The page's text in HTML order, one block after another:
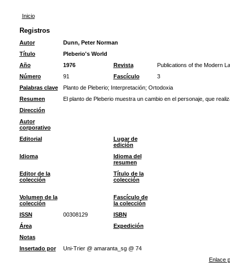
Inicio
Registros
Autor
Dunn, Peter Norman
Título
Pleberio's World
Año
1976 Revista
Publications of the Modern
Número
91 Fascículo
3
Palabras clave
Planto de Pleberio; Interpretación; Ortodoxia
Resumen
El planto de Pleberio muestra un cambio en el personaje, que
Dirección
Autor
corporativo
Editorial
Lugar de
edición
Idioma
Idioma del
resumen
Editor de la
colección
Título de la
colección
Volumen de la
colección
Fascículo de
la colección
ISSN
00308129
ISBN
Área
Expedición
Notas
Insertado por
Uni-Trier @ amaranta_sg @ 74
Enlace